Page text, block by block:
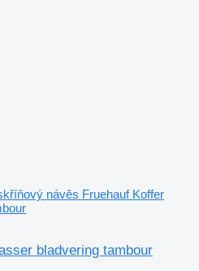
návěs Fruehauf Koffer
bladvering tambour